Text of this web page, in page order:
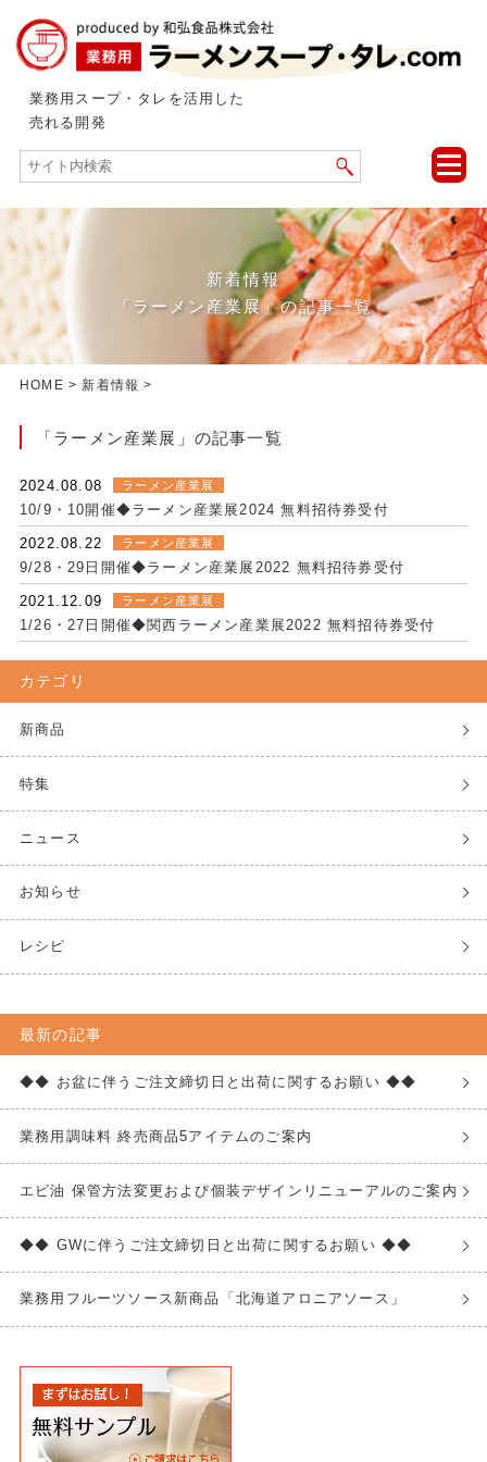
業務用スープ・タレを活用した
売れる開発
toggle
新着情報
「ラーメン産業展」の記事一覧
HOME >新着情報 >
「ラーメン産業展」の記事一覧
2024.08.08 ラーメン産業展
10/9・10開催◆ラーメン産業展2024 無料招待券受付
2022.08.22 ラーメン産業展
9/28・29日開催◆ラーメン産業展2022 無料招待券受付
2021.12.09 ラーメン産業展
1/26・27日開催◆関西ラーメン産業展2022 無料招待券受付
カテゴリ
新商品
特集
ニュース
お知らせ
レシピ
最新の記事
◆◆ お盆に伴うご注文締切日と出荷に関するお願い ◆◆
業務用調味料 終売商品5アイテムのご案内
エビ油 保管方法変更および個装デザインリニューアルのご案内
◆◆ GWに伴うご注文締切日と出荷に関するお願い ◆◆
業務用フルーツソース新商品「北海道アロニアソース」